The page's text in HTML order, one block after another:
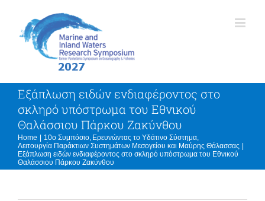
content
Εξάπλωση ειδών ενδιαφέροντος στο
σκληρό υπόστρωμα του Εθνικού
Θαλάσσιου Πάρκου Ζακύνθου
Home 10ο Συμπόσιο Ερευνώντας το Υδάτινο Σύστημα
Λειτουργία Παράκτιων Συστημάτων Μεσογείου και Μαύρης Θάλασσας
Εξάπλωση ειδών ενδιαφέροντος στο σκληρό υπόστρωμα του Εθνικού
Θαλάσσιου Πάρκου Ζακύνθου